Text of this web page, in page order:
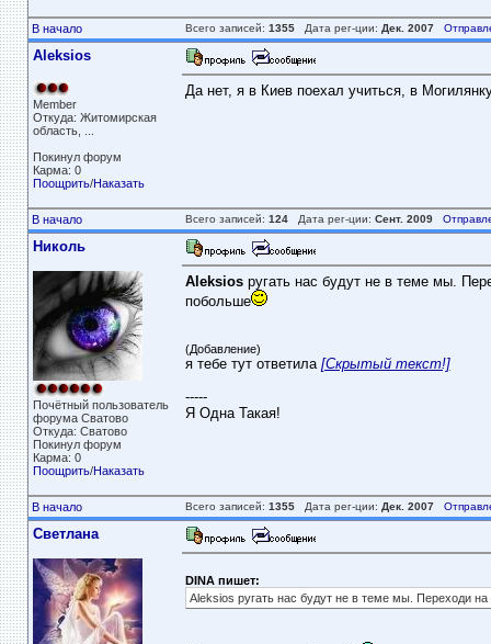
В начало Всего записей: 1355Дата рег-ции: Дек. 2007
Aleksios
Member
Откуда: Житомирская
область, ...
Покинул форум
Карма: 0
Поощрить/Наказать
Да нет, я в Киев поехал учиться, в
В начало Всего записей: 124Дата рег-ции: Сент. 2009
Николь
Почётный пользователь
форума Сватово
Откуда: Сватово
Покинул форум
Карма: 0
Поощрить/Наказать
Aleksiosругать нас будут не в теме мы.
побольше
(Добавление)
я тебе тут ответила [Скрытый текст!]
-----
Я Одна Такая!
В начало Всего записей: 1355Дата рег-ции: Дек. 2007
Светлана
DINA пишет:
Aleksios ругать нас будут не в теме мы. Переходи